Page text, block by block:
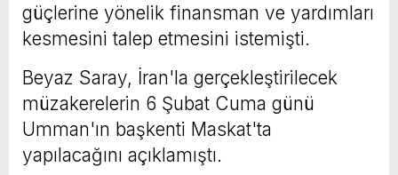
güçlerine yönelik finansman ve yardımları
kesmesini talep etmesini istemişti.
Beyaz Saray, İran'la gerçekleştirilecek
müzakerelerin 6 Şubat Cuma günü
Umman'ın başkenti Maskat'ta
yapılacağını açıklamıştı.